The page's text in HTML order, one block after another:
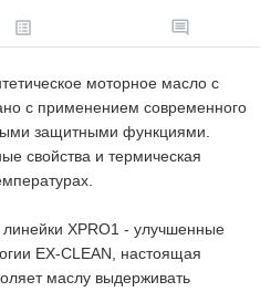
моторное масло с
с применением современного
защитными функциями.
свойства и термическая
XPRO1 - улучшенные
EX-CLEAN, настоящая
маслу выдерживать